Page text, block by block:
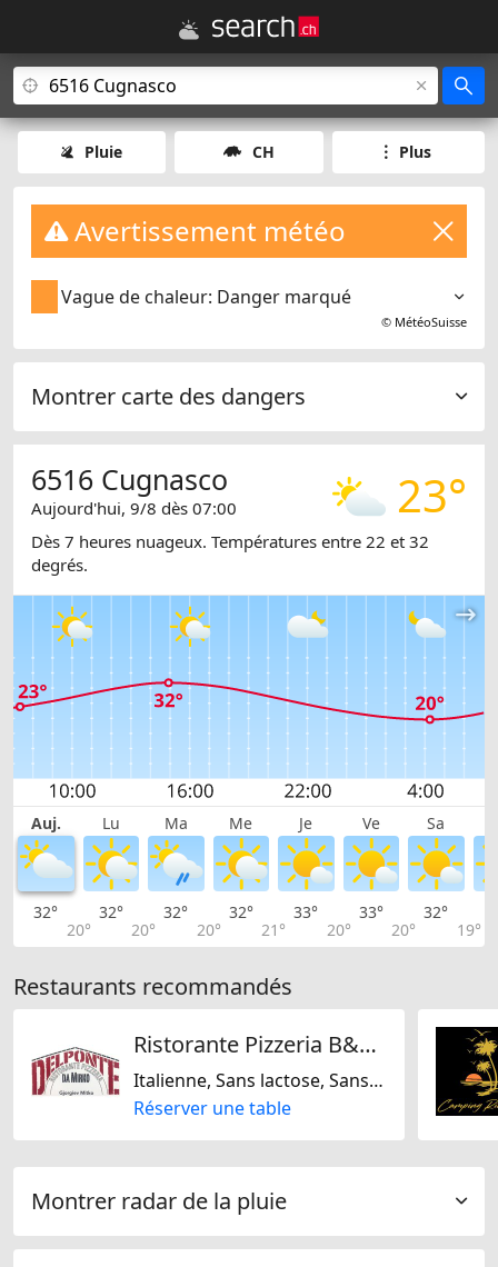
Pluie CH Plus
Avertissement météo
Vague de chaleur: Danger marqué
© MétéoSuisse
Montrer carte des dangers
23°
6516 Cugnasco
Aujourd'hui, 9/8 dès 07:00
Dès 7 heures nuageux. Températures entre 22 et 32
degrés.
Auj. Lu Ma Me Je Ve Sa
32°
20°
32°
20°
32°
20°
32°
21°
33°
20°
33°
20°
32°
19°
Restaurants recommandés
Ristorante Pizzeria B&B Del Ponte
Italienne, Sans lactose, Sans noix, Méditarranéenne, Suisse
Réserver une table
Montrer radar de la pluie